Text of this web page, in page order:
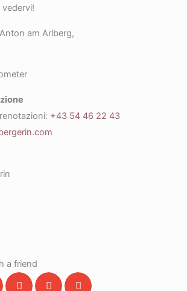
vedervi!
am Arlberg,
+43 54 46 22 43
a friend